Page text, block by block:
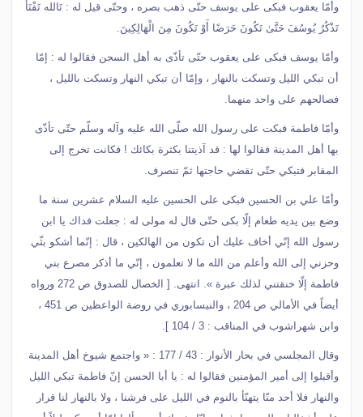
وأمّا يعقوب فبكى على يوسف حتّى ذهب بصره ، وحتّى قيل له : تَالله تَفْتَأُ
تَذْكُرُ يُوسُفَ حَتَّىٰ تَكُونَ حَرَضًا أَوْ تَكُونَ مِنَ الْهَالِكِينَ.
وأمّا يوسف فبكى على يعقوب حتّى تأذّى به أهل السجن فقالوا له : إمّا
أن تبكي الليل وتسكت بالنهار ، وإمّا أن تبكي النهار وتسكت بالليل ،
فصالحهم على واحد منهما.
وأمّا فاطمة فبكت على رسول الله صلّى الله عليه وآله وسلّم حتّى تأذّى
بها أهل المدينة فقالوا لها : قد آذيتنا بكثرة بكائك ! فكانت تخرج إلى
المقابر فتبكي حتّى تقضي حاجتها ثمّ تنصرف.
وأمّا علي بن الحسين فبكى على الحسين عليه السلام عشرين سنة ما
وضع بين يديه طعام إلّا بكى حتّى قال له مولى له : جعلت فداك يا ابن
رسول الله إنّي أخاف عليك أن تكون من الهالكين ، قال : إنّما أشكو بثّي
وحزني إلى الله وأعلم من الله ما لا تعلمون ، إنّي ما أذكر مصرع بني
فاطمة إلّا خنقتني لذلك عبرة ». انتهى. [ الخصال للصدوق ص 272 ورواه
أيضاً في الأمالي ص 204 ، والنيسابوري في روضة الواعظين ص 451 ،
وابن شهراشوب في المناقب : 3 / 104 ].
وقال المجلسي في بحار الأنوار : 43 / 177 : « واجتمع شيوخ أهل المدينة
وأقبلوا إلى أمير المؤمنين فقالوا له : يا أبا الحسن إنّ فاطمة تبكي الليل
والنهار فلا أحد منّا يتهنّأ بالنوم في الليل على فرشنا ، ولا بالنهار لنا قرار